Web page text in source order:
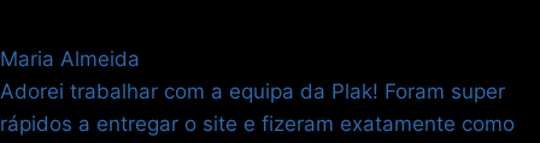
Maria Almeida
Adorei trabalhar com a equipa da Plak! Foram super
rápidos a entregar o site e fizeram exatamente como